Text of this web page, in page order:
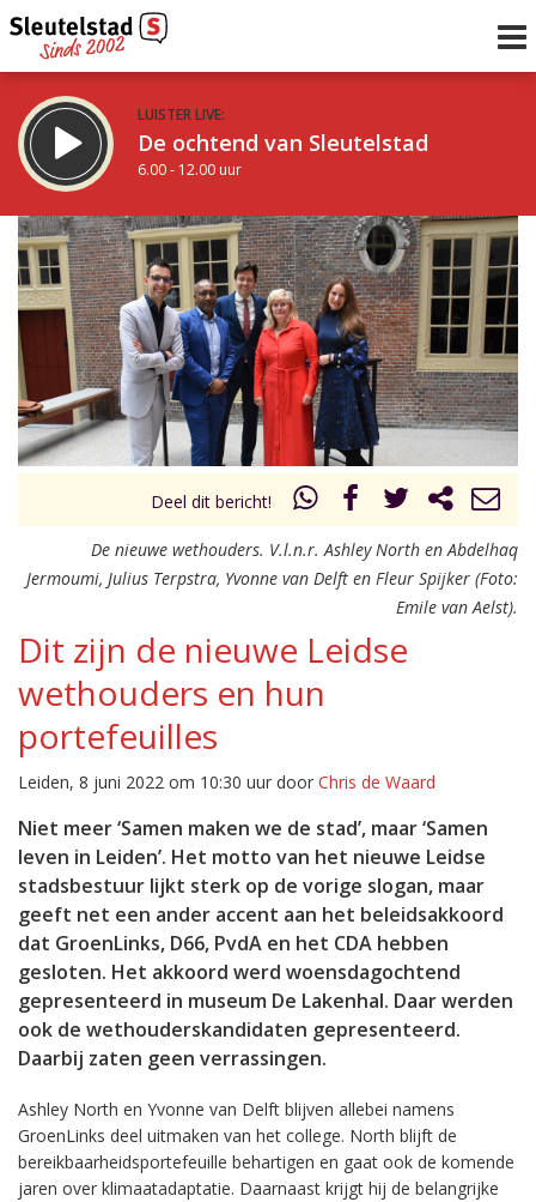
LUISTER LIVE:
De ochtend van Sleutelstad
6.00 - 12.00 uur
STRAKS:
De middag van Sleutelstad
12.00 - 18.00 uur
Vorig uur
uur 1 van 0 Volgend uur
Inklappen
Deel dit bericht!
De nieuwe wethouders. V.l.n.r. Ashley North en Abdelhaq
Jermoumi, Julius Terpstra, Yvonne van Delft en Fleur Spijker (Foto:
Emile van Aelst).
Dit zijn de nieuwe Leidse
wethouders en hun
portefeuilles
Leiden, 8 juni 2022 om 10:30 uur door Chris de Waard
Niet meer ‘Samen maken we de stad’, maar ‘Samen
leven in Leiden’. Het motto van het nieuwe Leidse
stadsbestuur lijkt sterk op de vorige slogan, maar
geeft net een ander accent aan het beleidsakkoord
dat GroenLinks, D66, PvdA en het CDA hebben
gesloten. Het akkoord werd woensdagochtend
gepresenteerd in museum De Lakenhal. Daar werden
ook de wethouderskandidaten gepresenteerd.
Daarbij zaten geen verrassingen.
Ashley North en Yvonne van Delft blijven allebei namens
GroenLinks deel uitmaken van het college. North blijft de
bereikbaarheidsportefeuille behartigen en gaat ook de komende
jaren over klimaatadaptatie. Daarnaast krijgt hij de belangrijke